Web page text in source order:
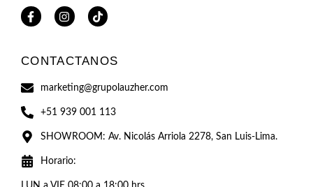
CONTACTANOS
marketing@grupolauzher.com
+51 939 001 113
SHOWROOM: Av. Nicolás Arriola 2278, San Luis-Lima.
Horario: